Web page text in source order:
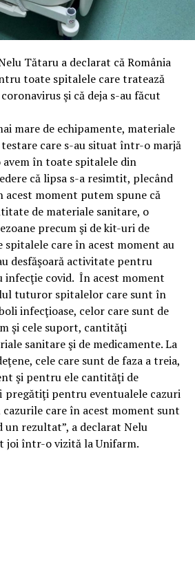
Tătaru a declarat că România
toate spitalele care tratează
şi că deja s-au făcut
mare de echipamente, materiale
care s-au situat într-o marjă
avem în toate spitalele din
că lipsa s-a resimtit, plecând
acest moment putem spune că
de materiale sanitare, o
precum şi de kit-uri de
care în acest moment au
desfăşoară activitate pentru
covid. În acest moment
tuturor spitalelor care sunt în
infecţioase, celor care sunt de
şi cele suport, cantităţi
sanitare şi de medicamente. La
cele care sunt de faza a treia,
şi pentru ele cantităţi de
pregătiţi pentru eventualele cazuri
care în acest moment sunt
rezultat”, a declarat Nelu
joi într-o vizită la Unifarm.